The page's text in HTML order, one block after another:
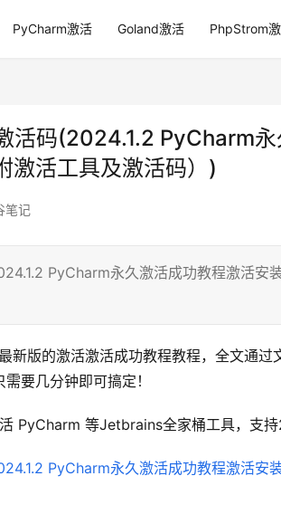
PyCharm激活 Goland激活 PhpStrom
活码(2024.1.2 PyCharm永
激活工具及激活码）)
笔记
PyCharm永久激活成功教程激活安
新版的激活激活成功教程教程，全文通
要几分钟即可搞定！
PyCharm 等Jetbrains全家桶工具，支